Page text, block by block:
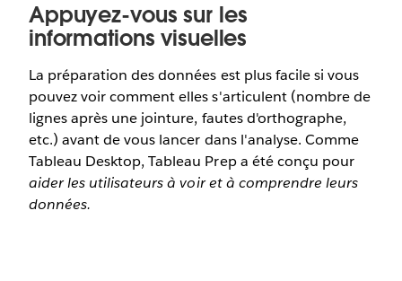
Appuyez-vous sur les
informations visuelles
La préparation des données est plus facile si vous
pouvez voir comment elles s'articulent (nombre de
lignes après une jointure, fautes d'orthographe,
etc.) avant de vous lancer dans l'analyse. Comme
Tableau Desktop, Tableau Prep a été conçu pour
aider les utilisateurs à voir et à comprendre leurs
données.